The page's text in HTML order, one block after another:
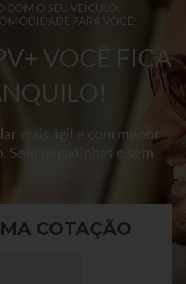
O SEU VEÍCULO,
PARA VOCÊ!
VOCÊ FICA
mais ágil e com menor
Sem pegadinhas e sem
COTAÇÃO